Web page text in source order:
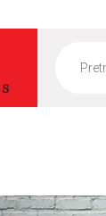
search